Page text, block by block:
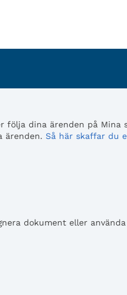
dina ärenden på
ärenden. Så här skaffar du
dokument eller